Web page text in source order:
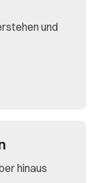
und
hinaus